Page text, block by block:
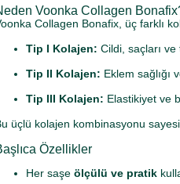
Voonka Collagen
Collagen Bonafix, üç farklı
Tip I Kolajen: Cildi, saçları
Tip II Kolajen: Eklem sağlığı
Tip III Kolajen: Elastikiyet ve
üçlü kolajen kombinasyonu
Özellikler
Her saşe ölçülü ve pratik